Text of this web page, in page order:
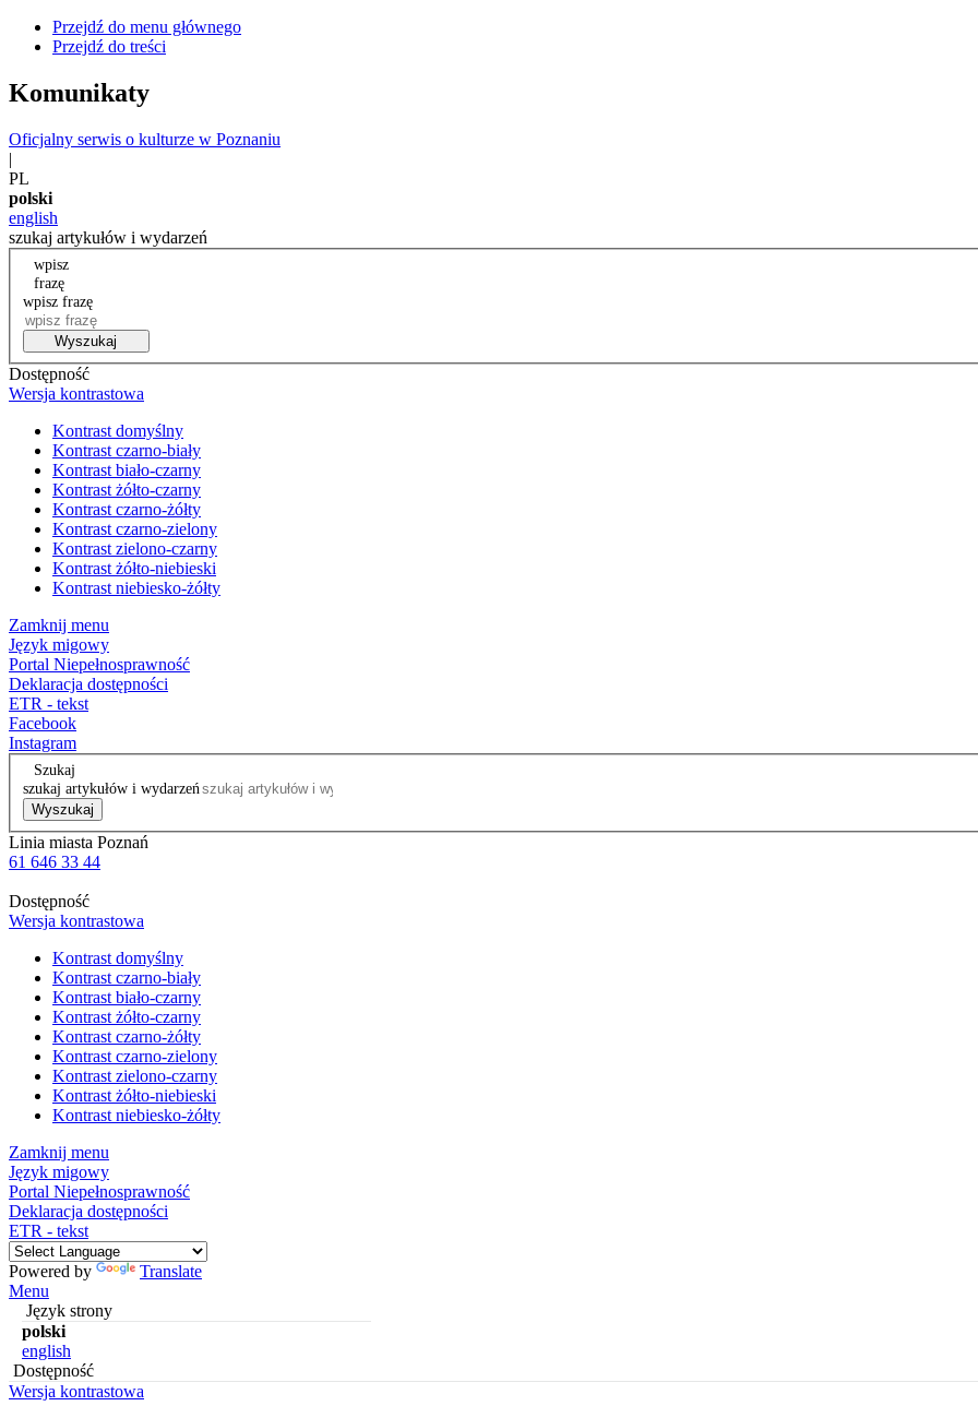
Przejdź do menu głównego
Przejdź do treści
Komunikaty
Oficjalny serwis o kulturze w Poznaniu
|
PL
polski
english
szukaj artykułów i wydarzeń
wpisz
frazę
wpisz frazę
Wyszukaj
Dostępność
Wersja kontrastowa
Kontrast domyślny
Kontrast czarno-biały
Kontrast biało-czarny
Kontrast żółto-czarny
Kontrast czarno-żółty
Kontrast czarno-zielony
Kontrast zielono-czarny
Kontrast żółto-niebieski
Kontrast niebiesko-żółty
Zamknij menu
Język migowy
Portal Niepełnosprawność
Deklaracja dostępności
ETR - tekst
Facebook
Instagram
Szukaj
szukaj artykułów i wydarzeń
Wyszukaj
Linia miasta Poznań
61 646 33 44
Dostępność
Wersja kontrastowa
Kontrast domyślny
Kontrast czarno-biały
Kontrast biało-czarny
Kontrast żółto-czarny
Kontrast czarno-żółty
Kontrast czarno-zielony
Kontrast zielono-czarny
Kontrast żółto-niebieski
Kontrast niebiesko-żółty
Zamknij menu
Język migowy
Portal Niepełnosprawność
Deklaracja dostępności
ETR - tekst
Powered by
Translate
Menu
Język strony
polski
english
Dostępność
Wersja kontrastowa